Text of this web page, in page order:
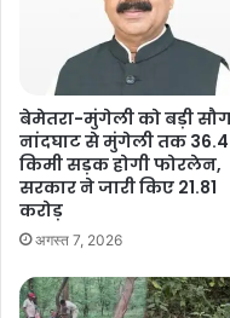
बेहतर तकनीक शामिल हैं।
बेमेतरा-मुंगेली को बड़ी
नांदघाट से मुंगेली तक
किमी सड़क होगी फोरलेन,
सरकार ने जारी किए 21.81
करोड़
अगस्त 7, 2026